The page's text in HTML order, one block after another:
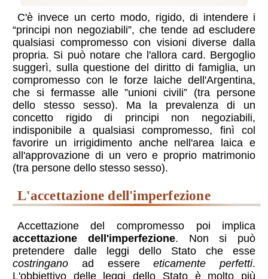
C'è invece un certo modo, rigido, di intendere i
“principi non negoziabili”, che tende ad escludere
qualsiasi compromesso con visioni diverse dalla
propria. Si può notare che l'allora card. Bergoglio
suggerì, sulla questione del diritto di famiglia, un
compromesso con le forze laiche dell'Argentina,
che si fermasse alle ”unioni civili” (tra persone
dello stesso sesso). Ma la prevalenza di un
concetto rigido di principi non negoziabili,
indisponibile a qualsiasi compromesso, finì col
favorire un irrigidimento anche nell'area laica e
all'approvazione di un vero e proprio matrimonio
(tra persone dello stesso sesso).
l'accettazione dell'imperfezione
Accettazione del compromesso poi implica
accettazione dell'imperfezione. Non si può
pretendere dalle leggi dello Stato che esse
costringanoad essereeticamente perfetti.
L'obbiettivo delle leggi dello Stato è molto più